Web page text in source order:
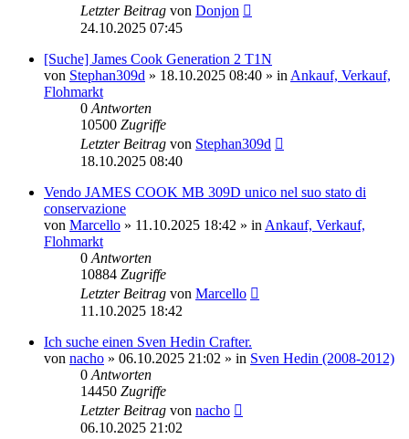
Letzter Beitrag von Donjon
24.10.2025 07:45
[Suche] James Cook Generation 2 T1N
von Stephan309d » 18.10.2025 08:40 » in Ankauf, Verkauf,
Flohmarkt
0 Antworten
10500 Zugriffe
Letzter Beitrag von Stephan309d
18.10.2025 08:40
Vendo JAMES COOK MB 309D unico nel suo stato di
conservazione
von Marcello » 11.10.2025 18:42 » in Ankauf, Verkauf,
Flohmarkt
0 Antworten
10884 Zugriffe
Letzter Beitrag von Marcello
11.10.2025 18:42
Ich suche einen Sven Hedin Crafter.
von nacho » 06.10.2025 21:02 » in Sven Hedin (2008-2012)
0 Antworten
14450 Zugriffe
Letzter Beitrag von nacho
06.10.2025 21:02